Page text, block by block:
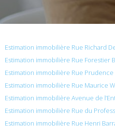
Estimation immobilière Rue Richard
Estimation immobilière Rue Forestier
Estimation immobilière Rue Prudence
Estimation immobilière Rue Maurice
Estimation immobilière Avenue de
Estimation immobilière Rue du
Estimation immobilière Rue Henri